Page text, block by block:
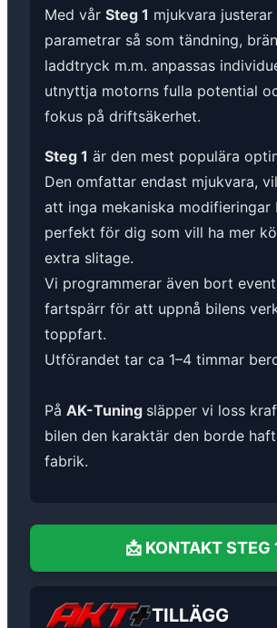
Med vår Steg 1 mjukvara
parametrar så som tändning,
laddtryck m.m. anpassas
utnyttja motorns fulla potential
fokus på driftsäkerhet.
Steg 1 är den mest populära
Den omfattar endast mjukvara,
att inga mekaniska modifieringar
perfekt för dig som vill ha mer
extra slitage.
Vi programmerar även bort
fartspärr för att uppnå bilens
toppfart.
Utförandet tar ca 1–4 timmar
På AK-Tuning släpper vi loss
bilen den karaktär den borde
fabrik.
📩 KONTAKT STEG
TILLÄGG